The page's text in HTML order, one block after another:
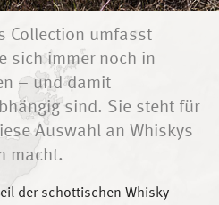
Collection umfasst
sich immer noch in
– und damit
sind. Sie steht für
Auswahl an Whiskys
macht.
der schottischen Whisky-